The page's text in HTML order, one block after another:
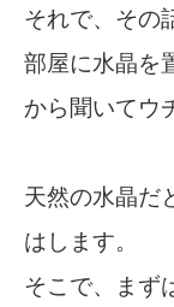
それで、その
部屋に水晶を
から聞いてウ
天然の水晶だ
はします。
そこで、まず